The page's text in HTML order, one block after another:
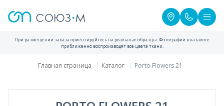
При размещении заказа ориентируйтесь на реальные образцы. Фотографии в каталоге
приближенно воспроизводят все цвета ткани.
Главная страница Каталог Porto Flowers 21